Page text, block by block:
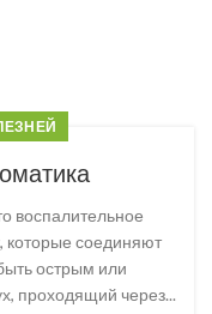
воспалительное
которые соединяют
острым или
проходящий через...